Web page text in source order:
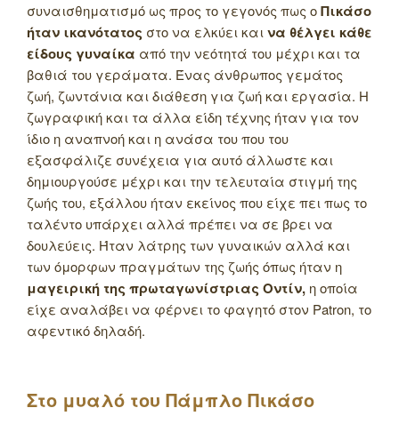
συναισθηματισμό ως προς το γεγονός πως οΠικάσο
ήταν ικανότατος στο να ελκύει και να θέλγει κάθε
είδους γυναίκα από την νεότητά του μέχρι και τα
βαθιά του γεράματα. Ένας άνθρωπος γεμάτος
ζωή, ζωντάνια και διάθεση για ζωή και εργασία. Η
ζωγραφική και τα άλλα είδη τέχνης ήταν για τον
ίδιο η αναπνοή και η ανάσα του που του
εξασφάλιζε συνέχεια για αυτό άλλωστε και
δημιουργούσε μέχρι και την τελευταία στιγμή της
ζωής του, εξάλλου ήταν εκείνος που είχε πει πως το
ταλέντο υπάρχει αλλά πρέπει να σε βρει να
δουλεύεις. Ήταν λάτρης των γυναικών αλλά και
των όμορφων πραγμάτων της ζωής όπως ήταν η
μαγειρική της πρωταγωνίστριας Οντίν, η οποία
είχε αναλάβει να φέρνει το φαγητό στον Patron, το
αφεντικό δηλαδή.
Στο μυαλό του Πάμπλο Πικάσο